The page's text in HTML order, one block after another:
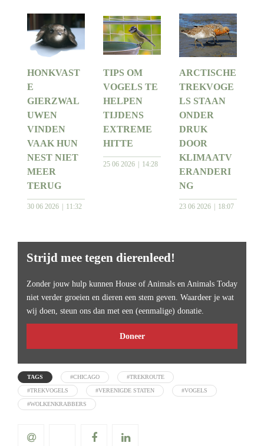
HONKVAST
E
GIERZWAL
UWEN
VINDEN
VAAK HUN
NEST NIET
MEER
TERUG
30 06 2026 11:32
TIPS OM
VOGELS TE
HELPEN
TIJDENS
EXTREME
HITTE
25 06 2026 14:28
ARCTISCHE
TREKVOGE
LS STAAN
ONDER
DRUK
DOOR
KLIMAATV
ERANDERI
NG
23 06 2026 18:07
Strijd mee tegen dierenleed!
Zonder jouw hulp kunnen House of Animals en Animals Today
niet verder groeien en dieren een stem geven. Waardeer je wat
wij doen, steun ons dan met een (eenmalige) donatie.
Doneer
TAGS #CHICAGO #TREKROUTE
#TREKVOGELS #VERENIGDE STATEN #VOGELS
#WOLKENKRABBERS